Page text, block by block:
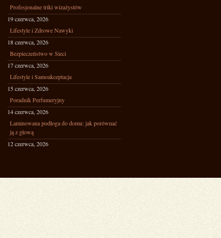
Profesjonalne triki wizażystów
19 czerwca, 2026
Lifestyle i Zdrowe Nawyki
18 czerwca, 2026
Bezpieczeństwo w Sieci
17 czerwca, 2026
Lifestyle i Samoakceptacja
15 czerwca, 2026
Poradnik Perfumeryjny
14 czerwca, 2026
Laminowana podłoga do domu: jak porównać
ją z głową
12 czerwca, 2026